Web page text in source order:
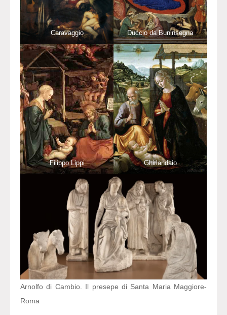
Caravaggio Duccio da Buninsegna
Filippo Lippi Ghirlandaio
Arnolfo di Cambio. Il presepe di Santa Maria Maggiore-
Roma